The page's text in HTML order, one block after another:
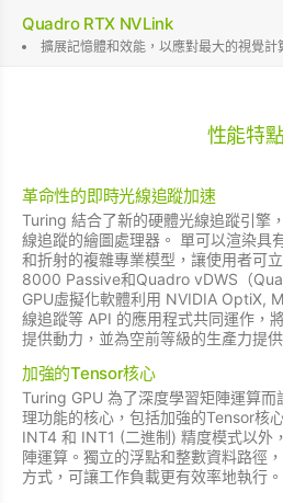
Quadro RTX NVLink
擴展記憶體和效能，以應對最大的視覺計
性能特
革命性的即時光線追蹤加速
Turing 結合了新的硬體光線追蹤引擎
線追蹤的繪圖處理器。 單可以渲染具
和折射的複雜專業模型，讓使用者可
8000 Passive和Quadro vDWS（
GPU虛擬化軟體利用 NVIDIA OptiX,
線追蹤等 API 的應用程式共同運作，
提供動力，並為空前等級的生產力提
加強的Tensor核心
Turing GPU 為了深度學習矩陣運算而
理功能的核心，包括加強的Tensor核
INT4 和 INT1 (二進制) 精度模式以外
陣運算。獨立的浮點和整數資料路徑
方式，可讓工作負載更有效率地執行。